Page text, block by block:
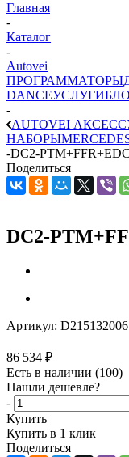
Главная
-
Каталог
-
Autovei
ПРОГРАММАТОРЫ
DANCEУСЛУГИ
-
AUTOVEI
НАБОРЫ
-DC2-
Поделиться
DC2-
Артикул: D215132006
86 534 ₽
Есть в наличии (100)
Нашли дешевле?
-
Купить
Купить в 1 клик
Поделиться